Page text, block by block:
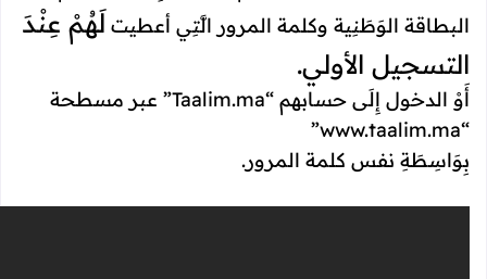
البطاقة الوَطَنِية وكلمة المرور الَّتِي أعطيت لَهُمْ عِنْدَ
التسجيل الأولي.
أَوْ الدخول إِلَى حسابهم “Taalim.ma” عبر مسطحة
“www.taalim.ma”
بِوَاسِطَةِ نفس كلمة المرور.